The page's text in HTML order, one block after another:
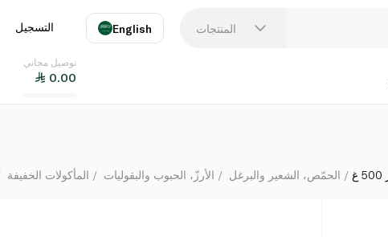
المنتجات English
اللغة
التسجيل
توصيل مجاني
0.00
المأكولات الخفيفة الأرزّ، الحبوب والبقوليات الحمّص، الشعير والبرغل